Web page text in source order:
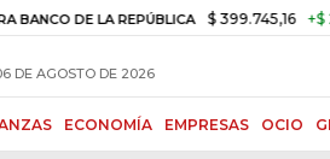
DE LA REPÚBLICA $ 399.745,16 +$ 2.295,71
DE AGOSTO DE 2026
ECONOMÍA EMPRESAS OCIO